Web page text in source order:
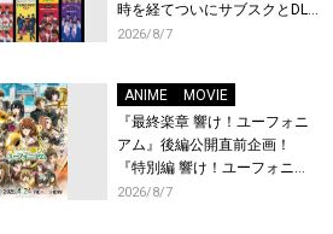
時を経てついにサブスクとDL
配信が解禁！
2026/8/7
ANIME
MOVIE
『最終楽章 響け！ユーフォニ
アム』後編公開直前企画！
『特別編 響け！ユーフォニア
ム〜アンサンブルコンテス
2026/8/7